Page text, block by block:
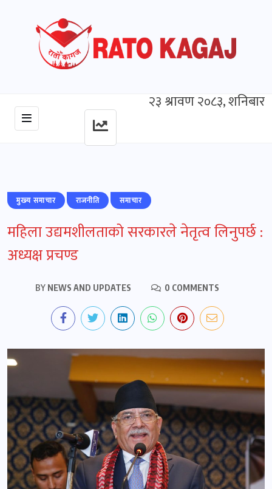
२३ श्रावण २०८३, शनिबार
मुख्‍य समाचार राजनीति समाचार
महिला उद्यमशीलताको सरकारले नेतृत्व लिनुपर्छ :
अध्यक्ष प्रचण्ड
BYNEWS AND UPDATES 0 COMMENTS